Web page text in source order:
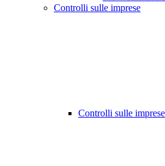
Controlli sulle imprese
Controlli sulle imprese